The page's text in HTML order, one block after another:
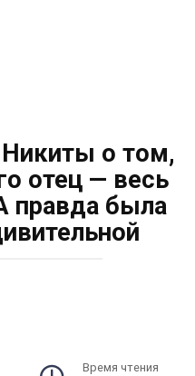
Никиты о том,
отец — весь
правда была
Время чтения